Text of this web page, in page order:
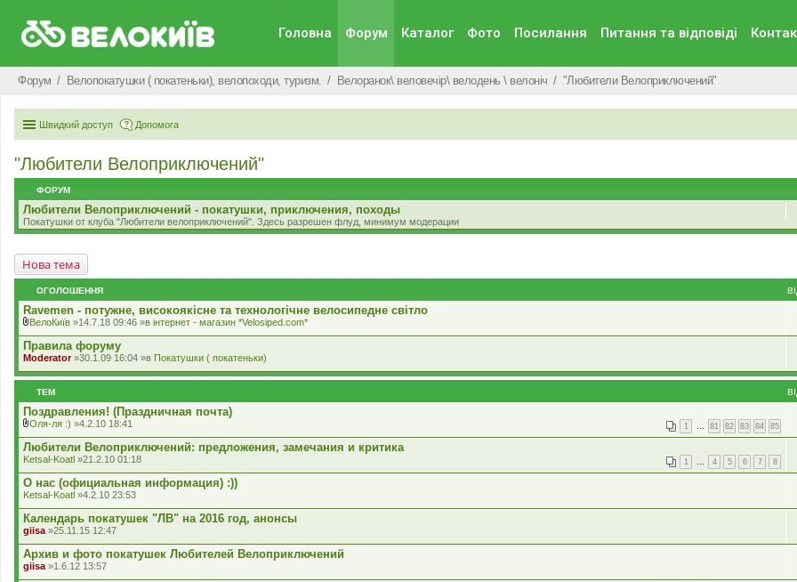
Головна Форум Каталог Фото Посилання Питання та вiдповiдi
Форум Велопокатушки ( покатеньки), велопоходи, туризм. Велоранок\ веловечір\ велодень \ велоніч "Любители Велоприключений"
Швидкий доступ Допомога
"Любители Велоприключений"
ФОРУМ
Любители Велоприключений - покатушки, приключения, походы
Покатушки от клуба "Любители велоприключений". Здесь разрешен флуд, минимум модерации
Нова тема
ОГОЛОШЕННЯ
Ravemen - потужне, високоякісне та технологічне велосипедне світло
к
л
а
д
н
я
ВелоКиїв »14.7.18 09:46 »в iнтернет - магазин *Velosiped.com*
Правила форуму
Moderator»30.1.09 16:04 »в Покатушки ( покатеньки)
ТЕМ
Поздравления! (Праздничная почта)
1 … 81 82 83 84 85
к
л
а
д
е
н
н
я
Оля-ля :) »4.2.10 18:41
Любители Велоприключений: предложения, замечания и критика
1 … 4 5 6 7 8
Ketsal-Koatl »21.2.10 01:18
О нас (официальная информация) :))
Ketsal-Koatl »4.2.10 23:53
Календарь покатушек "ЛВ" на 2016 год, анонсы
giisa »25.11.15 12:47
Архив и фото покатушек Любителей Велоприключений
giisa »1.6.12 13:57